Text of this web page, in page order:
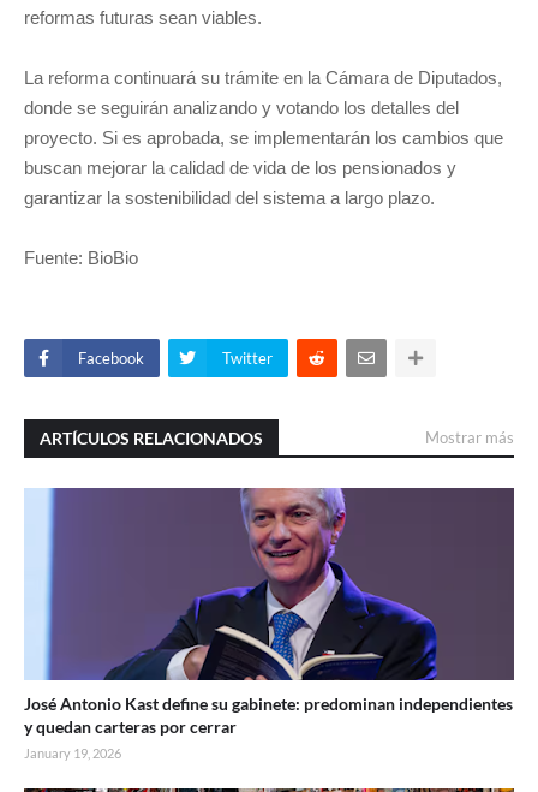
reformas futuras sean viables.
La reforma continuará su trámite en la Cámara de Diputados,
donde se seguirán analizando y votando los detalles del
proyecto. Si es aprobada, se implementarán los cambios que
buscan mejorar la calidad de vida de los pensionados y
garantizar la sostenibilidad del sistema a largo plazo.
Fuente: BioBio
Facebook Twitter
ARTÍCULOS RELACIONADOS Mostrar más
José Antonio Kast define su gabinete: predominan independientes
y quedan carteras por cerrar
January 19, 2026